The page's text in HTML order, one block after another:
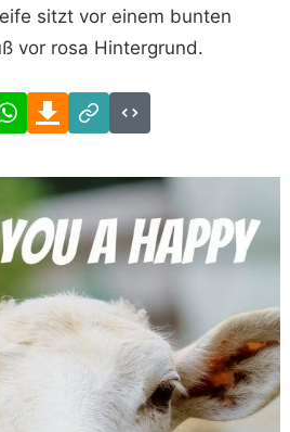
sitzt vor einem bunten
vor rosa Hintergrund.
WhatsAppDownload
Link
Code